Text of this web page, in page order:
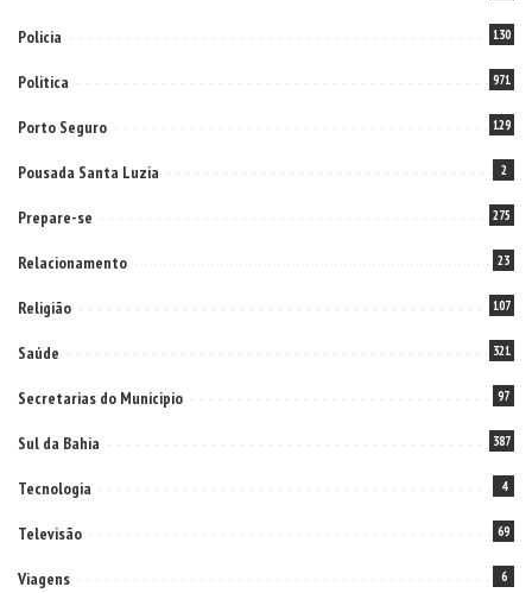
Policia 130
Politica 971
Porto Seguro 129
Pousada Santa Luzia 2
Prepare-se 275
Relacionamento 23
Religião 107
Saúde 321
Secretarias do Municipio 97
Sul da Bahia 387
Tecnologia 4
Televisão 69
Viagens 6